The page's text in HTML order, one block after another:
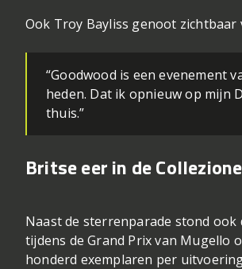
Ook Troy Bayliss genoot
“Goodwood is een evenement
heden. Dat ik opnieuw op mijn
thuis.”
Britse eer in de
Naast de sterrenparade stond ook
tijdens de Grand Prix van Mugello
honderd exemplaren per